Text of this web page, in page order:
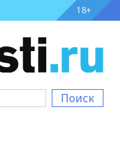
18+
Поиск